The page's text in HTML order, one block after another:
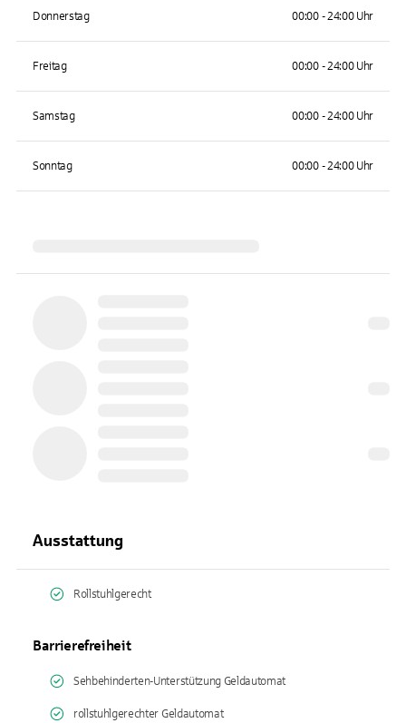
Donnerstag 00:00 - 24:00 Uhr
Freitag 00:00 - 24:00 Uhr
Samstag 00:00 - 24:00 Uhr
Sonntag 00:00 - 24:00 Uhr
Ausstattung
Rollstuhlgerecht
Barrierefreiheit
Sehbehinderten-Unterstützung Geldautomat
rollstuhlgerechter Geldautomat